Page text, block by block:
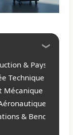
& Paysage
Technique
Mécanique des
: Du
&